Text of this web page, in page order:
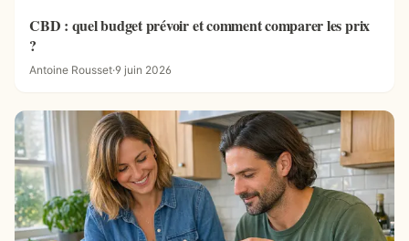
CBD : quel budget prévoir et comment comparer les prix
?
Antoine Rousset·9 juin 2026